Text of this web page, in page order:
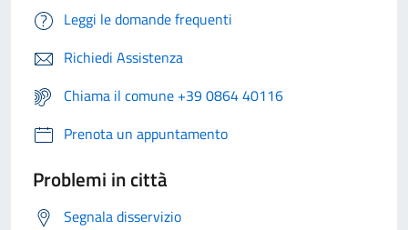
Leggi le domande frequenti
Richiedi Assistenza
Chiama il comune +39 0864 40116
Prenota un appuntamento
Problemi in città
Segnala disservizio